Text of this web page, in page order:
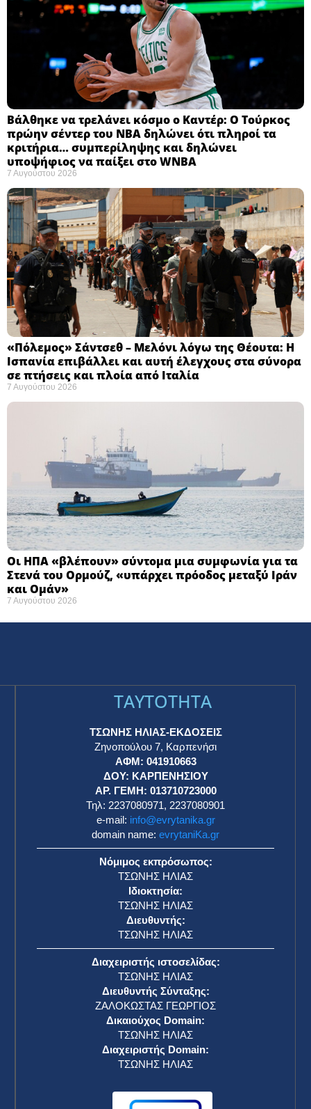
Βάλθηκε να τρελάνει κόσμο ο Καντέρ: Ο Τούρκος
πρώην σέντερ του NBA δηλώνει ότι πληροί τα
κριτήρια… συμπερίληψης και δηλώνει
υποψήφιος να παίξει στο WNBA
7 Αυγούστου 2026
«Πόλεμος» Σάντσεθ – Μελόνι λόγω της Θέουτα: Η
Ισπανία επιβάλλει και αυτή έλεγχους στα σύνορα
σε πτήσεις και πλοία από Ιταλία
7 Αυγούστου 2026
Οι ΗΠΑ «βλέπουν» σύντομα μια συμφωνία για τα
Στενά του Ορμούζ, «υπάρχει πρόοδος μεταξύ Ιράν
και Ομάν»
7 Αυγούστου 2026
TAYTOTHTA
ΤΣΩΝΗΣ ΗΛΙΑΣ-ΕΚΔΟΣΕΙΣ
Ζηνοπούλου 7, Καρπενήσι
ΑΦΜ: 041910663
ΔΟΥ: ΚΑΡΠΕΝΗΣΙΟΥ
ΑΡ. ΓΕΜΗ: 013710723000
Τηλ: 2237080971, 2237080901
e-mail: info@evrytanika.gr
domain name: evrytaniKa.gr
Νόμιμος εκπρόσωπος:
ΤΣΩΝΗΣ ΗΛΙΑΣ
Ιδιοκτησία:
ΤΣΩΝΗΣ ΗΛΙΑΣ
Διευθυντής:
ΤΣΩΝΗΣ ΗΛΙΑΣ
Διαχειριστής ιστοσελίδας:
ΤΣΩΝΗΣ ΗΛΙΑΣ
Διευθυντής Σύνταξης:
ΖΑΛΟΚΩΣΤΑΣ ΓΕΩΡΓΙΟΣ
Δικαιούχος Domain:
ΤΣΩΝΗΣ ΗΛΙΑΣ
Διαχειριστής Domain:
ΤΣΩΝΗΣ ΗΛΙΑΣ